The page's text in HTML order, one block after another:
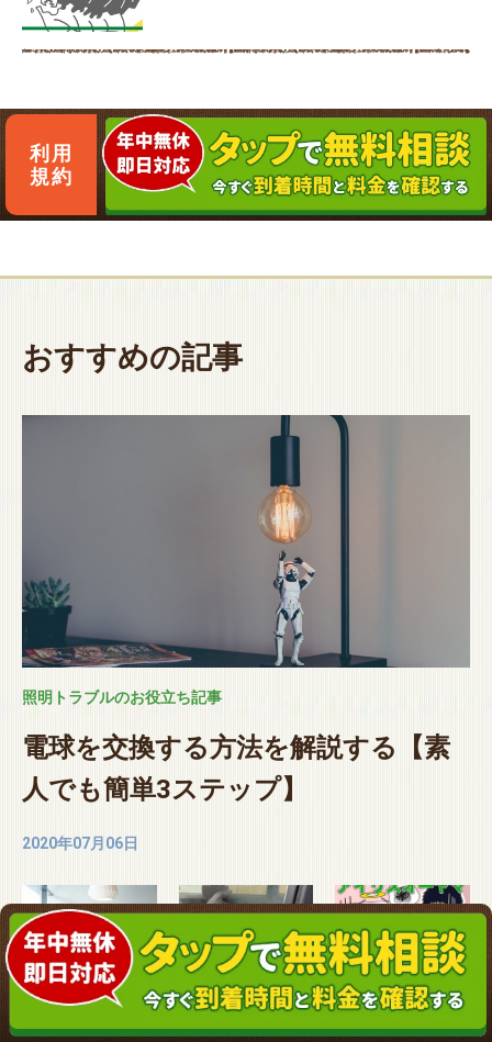
利用
規約
おすすめの記事
照明トラブルのお役立ち記事
電球を交換する方法を解説する【素
人でも簡単3ステップ】
2020年07月06日
蛍光灯のソケ
ット交換をし
カエルって駆
除できるの？
アイリスオー
ヤマのエアコ